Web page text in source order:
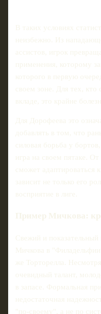
В таких условиях
неизбежно. Из
ассистов, игрок
применения, которому
которого в первую
своем зоне. Для тех,
вкладе, это крайне
Для Дорофеева это
добавлять в том, что
силовая борьба у
игра на своем пятаке.
сможет адаптироваться
зависит не только его
восприятие в лиге.
Пример Мичкова:
Свежий и
Мичкова в
же Торторелла.
очевидный талант,
в запасе. Формальная
недостаточная
"по-своему", а не по